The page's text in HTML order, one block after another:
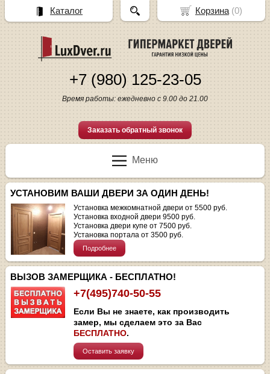
+7 (980) 125-23-05
Время работы: ежедневно с 9.00 до 21.00
Заказать обратный звонок
Меню
УСТАНОВИМ ВАШИ ДВЕРИ ЗА ОДИН ДЕНЬ!
Установка межкомнатной двери от 5500 руб.
Установка входной двери 9500 руб.
Установка двери купе от 7500 руб.
Установка портала от 3500 руб.
Подробнее
ВЫЗОВ ЗАМЕРЩИКА - БЕСПЛАТНО!
+7(495)740-50-55
Если Вы не знаете, как производить
замер, мы сделаем это за Вас
БЕСПЛАТНО.
Оставить заявку
Корзина(0)
Каталог